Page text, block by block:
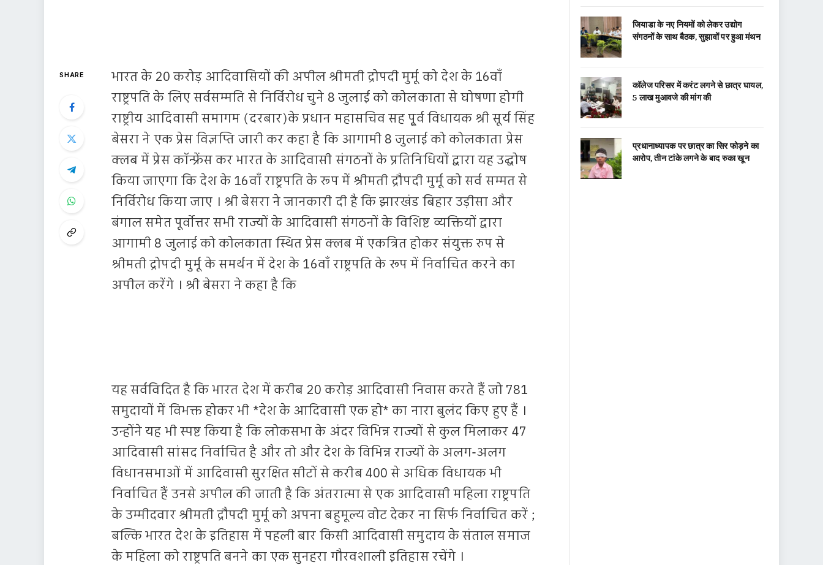
SHARE
भारत के 20 करोड़ आदिवासियों की अपील श्रीमती द्रोपदी मुर्मू को देश के 16वाँ
राष्ट्रपति के लिए सर्वसम्मति से निर्विरोध चुने 8 जुलाई को कोलकाता से घोषणा होगी
राष्ट्रीय आदिवासी समागम (दरबार)के प्रधान महासचिव सह पू्र्व विधायक श्री सूर्य सिंह
बेसरा ने एक प्रेस विज्ञप्ति जारी कर कहा है कि आगामी 8 जुलाई को कोलकाता प्रेस
क्लब में प्रेस कॉन्फ्रेंस कर भारत के आदिवासी संगठनों के प्रतिनिधियों द्वारा यह उद्घोष
किया जाएगा कि देश के 16वाँ राष्ट्रपति के रूप में श्रीमती द्रौपदी मुर्मू को सर्व सम्मत से
निर्विरोध किया जाए । श्री बेसरा ने जानकारी दी है कि झारखंड बिहार उड़ीसा और
बंगाल समेत पूर्वोत्तर सभी राज्यों के आदिवासी संगठनों के विशिष्ट व्यक्तियों द्वारा
आगामी 8 जुलाई को कोलकाता स्थित प्रेस क्लब में एकत्रित होकर संयुक्त रुप से
श्रीमती द्रोपदी मुर्मू के समर्थन में देश के 16वाँ राष्ट्रपति के रूप में निर्वाचित करने का
अपील करेंगे । श्री बेसरा ने कहा है कि
यह सर्वविदित है कि भारत देश में करीब 20 करोड़ आदिवासी निवास करते हैं जो 781
समुदायों में विभक्त होकर भी *देश के आदिवासी एक हो* का नारा बुलंद किए हुए हैं ।
उन्होंने यह भी स्पष्ट किया है कि लोकसभा के अंदर विभिन्न राज्यों से कुल मिलाकर 47
आदिवासी सांसद निर्वाचित है और तो और देश के विभिन्न राज्यों के अलग-अलग
विधानसभाओं में आदिवासी सुरक्षित सीटों से करीब 400 से अधिक विधायक भी
निर्वाचित हैं उनसे अपील की जाती है कि अंतरात्मा से एक आदिवासी महिला राष्ट्रपति
के उम्मीदवार श्रीमती द्रौपदी मुर्मू को अपना बहुमूल्य वोट देकर ना सिर्फ निर्वाचित करें ;
बल्कि भारत देश के इतिहास में पहली बार किसी आदिवासी समुदाय के संताल समाज
के महिला को राष्ट्रपति बनने का एक सुनहरा गौरवशाली इतिहास रचेंगे ।
जियाडा के नए नियमों को लेकर उद्योग
संगठनों के साथ बैठक, सुझावों पर हुआ मंथन
कॉलेज परिसर में करंट लगने से छात्र घायल,
5 लाख मुआवजे की मांग की
प्रधानाध्यापक पर छात्र का सिर फोड़ने का
आरोप, तीन टांके लगने के बाद रुका खून